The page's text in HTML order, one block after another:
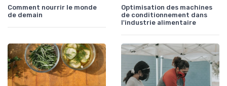
Comment nourrir le monde
de demain
Optimisation des machines
de conditionnement dans
l'industrie alimentaire